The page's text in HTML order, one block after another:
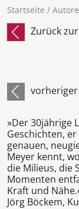
Startseite /
Zurück
»Der 30jährige
Geschichten,
genauen,
Meyer kennt,
die Milieus, die
Momenten
Kraft und
Jörg Böckem,